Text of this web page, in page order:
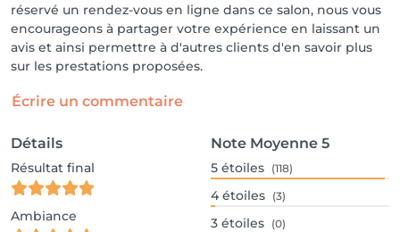
réservé un rendez-vous en ligne dans ce salon, nous vous
encourageons à partager votre expérience en laissant un
avis et ainsi permettre à d'autres clients d'en savoir plus
sur les prestations proposées.
Écrire un commentaire
Détails
Résultat final
Ambiance
Note Moyenne 5
5 étoiles (118)
4 étoiles (3)
3 étoiles (0)